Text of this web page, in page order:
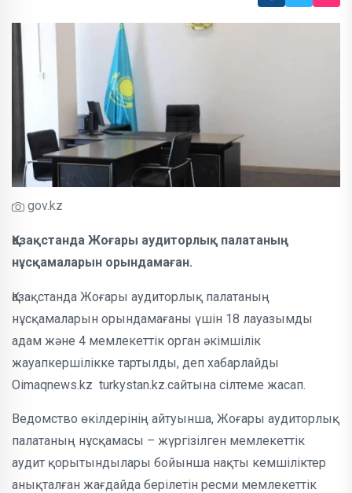
gov.kz
Қазақстанда Жоғары аудиторлық палатаның
нұсқамаларын орындамаған.
Қазақстанда Жоғары аудиторлық палатаның
нұсқамаларын орындамағаны үшін 18 лауазымды
адам және 4 мемлекеттік орган әкімшілік
жауапкершілікке тартылды, деп хабарлайды
Oimaqnews.kz turkystan.kz.сайтына сілтеме жасап.
Ведомство өкілдерінің айтуынша, Жоғары аудиторлық
палатаның нұсқамасы – жүргізілген мемлекеттік
аудит қорытындылары бойынша нақты кемшіліктер
анықталған жағдайда берілетін ресми мемлекеттік